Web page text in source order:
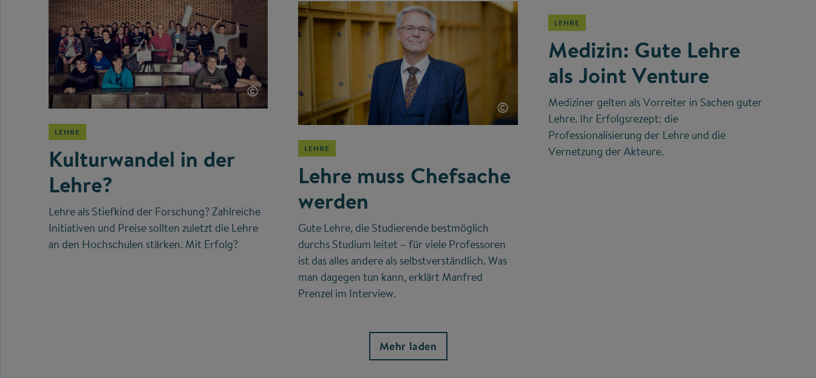
©
LEHRE
Kulturwandel in der
Lehre?
Lehre als Stiefkind der Forschung? Zahlreiche
Initiativen und Preise sollten zuletzt die Lehre
an den Hochschulen stärken. Mit Erfolg?
©
LEHRE
Lehre muss Chefsache
werden
Gute Lehre, die Studierende bestmöglich
durchs Studium leitet – für viele Professoren
ist das alles andere als selbstverständlich. Was
man dagegen tun kann, erklärt Manfred
Prenzel im Interview.
LEHRE
Medizin: Gute Lehre
als Joint Venture
Mediziner gelten als Vorreiter in Sachen guter
Lehre. Ihr Erfolgsrezept: die
Professionalisierung der Lehre und die
Vernetzung der Akteure.
Mehr laden